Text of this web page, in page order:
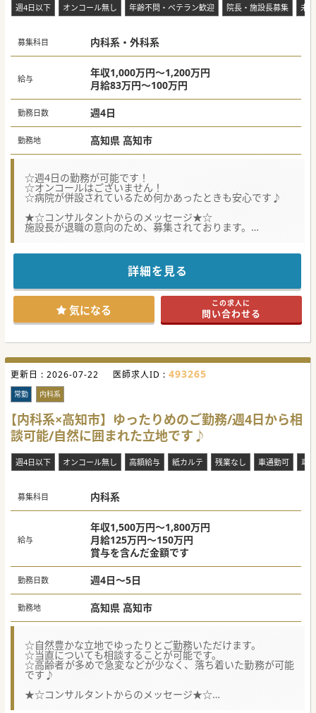
週4日以下 オンコール無し 年齢不問・ベテラン歓迎 院長・施設長募集 未
募集科目 内科系・外科系
給与
年収1,000万円～1,200万円
月給83万円～100万円
勤務日数 週4日
勤務地 高知県 高知市
☆週4日の勤務が可能です！
☆オンコールはございません！
☆病院が併設されているため何かあったときも安心です♪
★☆コンサルタントからのメッセージ★☆
施設長が退職の意向のため、募集されております。
病院が併設されているため、時間外の対応は病院のドクター
週4日のご勤務で、就業時間も多少のご相談ができますの
で、ご興味がある方はお早目にお問合せください♪
#秋入職可
詳細を見る
気になる この求人に
問い合わせる
更新日 : 2026-07-22 医師求人ID : 493265
常勤 内科系
【内科系×高知市】ゆったりめのご勤務/週4日から相
談可能/自然に囲まれた立地です♪
週4日以下 オンコール無し 高額給与 紙カルテ 残業なし 車通勤可 車
募集科目 内科系
給与
年収1,500万円～1,800万円
月給125万円～150万円
賞与を含んだ金額です
勤務日数 週4日～5日
勤務地 高知県 高知市
☆自然豊かな立地でゆったりとご勤務いただけます。
☆当直についても相談することが可能です。
☆高齢者が多めで急変などが少なく、落ち着いた勤務が可能
です♪
★☆コンサルタントからのメッセージ★☆